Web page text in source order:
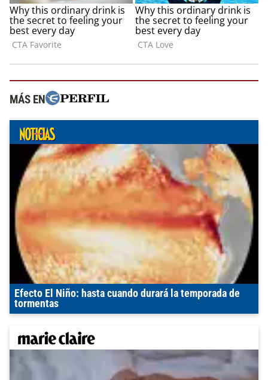
MÁS EN
Efecto El Niño: hasta cuando durará la temporada de
tormentas